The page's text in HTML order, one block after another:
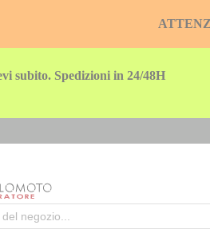
subito. Spedizioni in 24/48H